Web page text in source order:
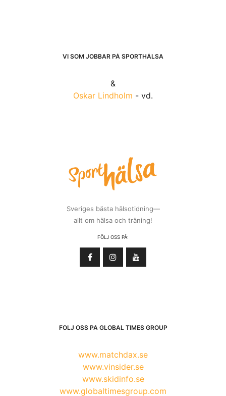
VI SOM JOBBAR PÅ SPORTHÄLSA
&
Oskar Lindholm - vd.
Sveriges bästa hälsotidning—
allt om hälsa och träning!
FÖLJ OSS PÅ:
FÖLJ OSS PÅ GLOBAL TIMES GROUP
www.matchdax.se
www.vinsider.se
www.skidinfo.se
www.globaltimesgroup.com